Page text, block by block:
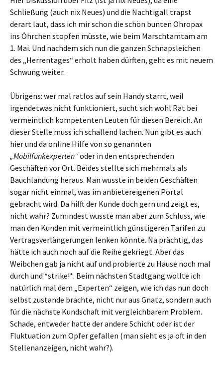
Schließung (auch nix Neues) und die Nachtigall trapst
derart laut, dass ich mir schon die schön bunten Ohropax
ins Öhrchen stopfen müsste, wie beim Marschtamtam am
1. Mai. Und nachdem sich nun die ganzen Schnapsleichen
des „Herrentages“ erholt haben dürften, geht es mit neuem
Schwung weiter.
Übrigens: wer mal ratlos auf sein Handy starrt, weil
irgendetwas nicht funktioniert, sucht sich wohl Rat bei
vermeintlich kompetenten Leuten für diesen Bereich. An
dieser Stelle muss ich schallend lachen. Nun gibt es auch
hier und da online Hilfe von so genannten
„Mobilfunkexperten“oder in den entsprechenden
Geschäften vor Ort. Beides stellte sich mehrmals als
Bauchlandung heraus. Man wusste in beiden Geschäften
sogar nicht einmal, was im anbietereigenen Portal
gebracht wird. Da hilft der Kunde doch gern und zeigt es,
nicht wahr? Zumindest wusste man aber zum Schluss, wie
man den Kunden mit vermeintlich günstigeren Tarifen zu
Vertragsverlängerungen lenken könnte. Na prächtig, das
hätte ich auch noch auf die Reihe gekriegt. Aber das
Weibchen gab ja nicht auf und probierte zu Hause noch mal
durch und *strike!*. Beim nächsten Stadtgang wollte ich
natürlich mal dem „Experten“ zeigen, wie ich das nun doch
selbst zustande brachte, nicht nur aus Gnatz, sondern auch
für die nächste Kundschaft mit vergleichbarem Problem.
Schade, entweder hatte der andere Schicht oder ist der
Fluktuation zum Opfer gefallen (man sieht es ja oft in den
Stellenanzeigen, nicht wahr?).